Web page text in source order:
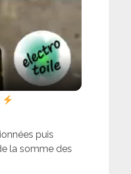
puis
la somme des